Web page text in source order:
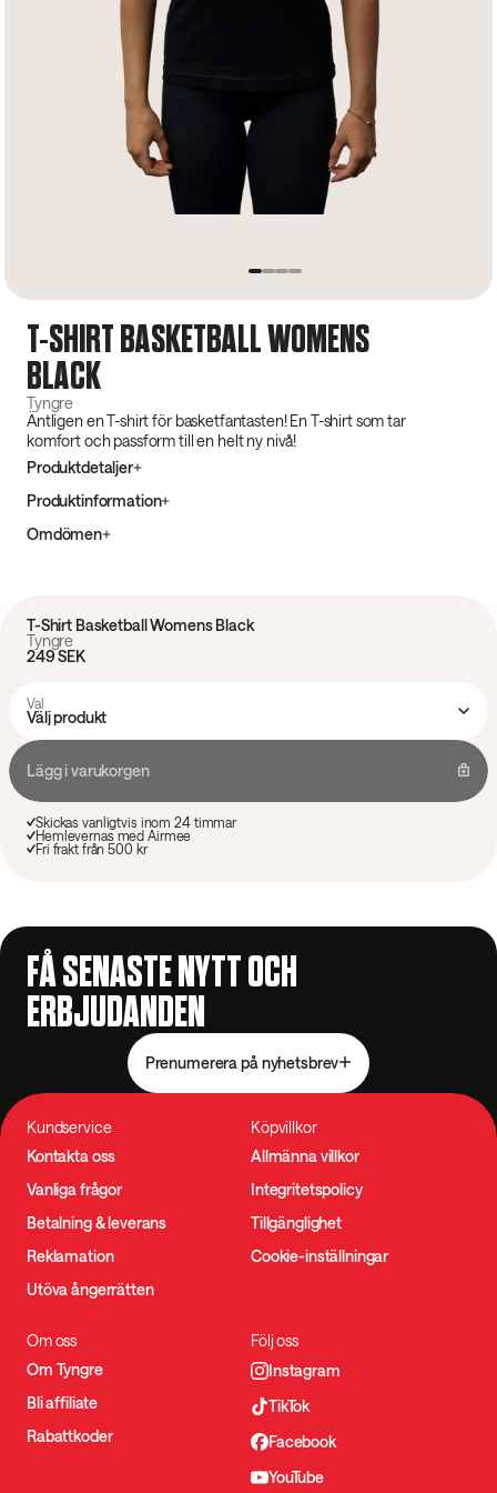
T-SHIRT BASKETBALL WOMENS
BLACK
Tyngre
Äntligen en T-shirt för basketfantasten! En T-shirt som tar
komfort och passform till en helt ny nivå!
Produktdetaljer
Produktinformation
Omdömen
T-Shirt Basketball Womens Black
Tyngre
249 SEK
Val
Välj produkt
Lägg i varukorgen
Skickas vanligtvis inom 24 timmar
Hemlevernas med Airmee
Fri frakt från 500 kr
FÅ SENASTE NYTT OCH
ERBJUDANDEN
Prenumerera på nyhetsbrev
Kundservice
Kontakta oss
Vanliga frågor
Betalning & leverans
Reklamation
Utöva ångerrätten
Köpvillkor
Allmänna villkor
Integritetspolicy
Tillgänglighet
Cookie-inställningar
Om oss
Om Tyngre
Bli affiliate
Rabattkoder
Följ oss
Instagram
TikTok
Facebook
YouTube